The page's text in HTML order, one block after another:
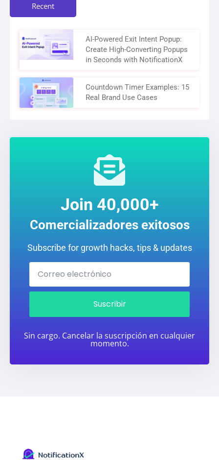
Recent
AI-Powered Exit Intent Popup:
Create High-Converting Popups
in Seconds with NotificationX
Countdown Timer Examples: 15
Real Brand Use Cases
Join 40,000+
Comercializadores exitosos
Subscribe for growth hacks, tips & updates
Suscribir
Sin cargo. Cancelar la suscripción en cualquier
momento.